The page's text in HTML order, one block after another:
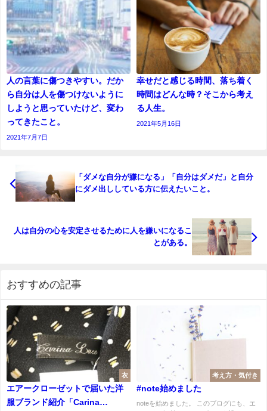
人の言葉に傷つきやすい。だか
ら自分は人を傷つけないように
しようと思っていたけど、変わ
ってきたこと。
2021年7月7日
幸せだと感じる時間、落ち着く
時間はどんな時？そこから考え
る人生。
2021年5月16日
「ダメな自分が嫌になる」「自分はダメだ」と自分
にダメ出ししている方に伝えたいこと。
人は自分の心を安定させるために人を嫌いになるこ
とがある。
おすすめの記事
衣
エアークローゼットで届いた洋
服ブランド紹介「Carina
考え方・気付き
#note始めました
noteを始めました。 このブログにも、エ